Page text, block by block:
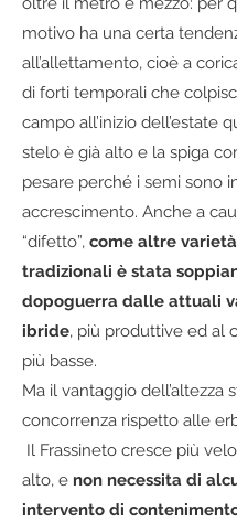
motivo ha una certa
all’allettamento, cioè a
di forti temporali che
campo all’inizio dell’estate
stelo è già alto e la spiga
pesare perché i semi sono
accrescimento. Anche a
“difetto”, come altre varietà
tradizionali è stata
dopoguerra dalle attuali
ibride, più produttive ed al
più basse.
Ma il vantaggio dell’altezza
concorrenza rispetto alle
Il Frassineto cresce più
alto, e non necessita di
intervento di